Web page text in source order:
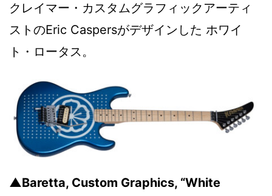
クレイマー・カスタムグラフィックアーティ
ストのEric Caspersがデザインした ホワイ
ト・ロータス。
▲Baretta, Custom Graphics, “White